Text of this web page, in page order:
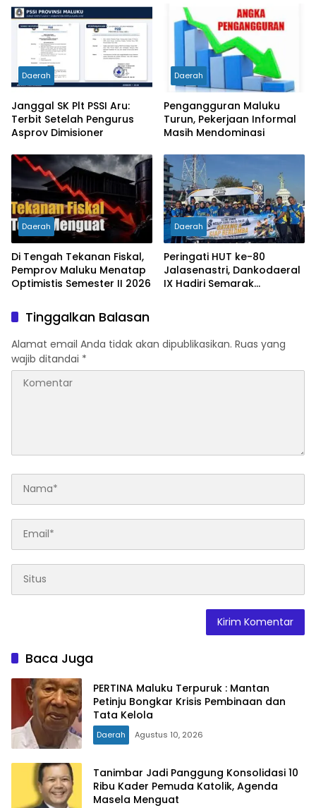
Daerah
Janggal SK Plt PSSI Aru:
Terbit Setelah Pengurus
Asprov Dimisioner
Daerah
Pengangguran Maluku
Turun, Pekerjaan Informal
Masih Mendominasi
Daerah
Di Tengah Tekanan Fiskal,
Pemprov Maluku Menatap
Optimistis Semester II 2026
Daerah
Peringati HUT ke-80
Jalasenastri, Dankodaeral
IX Hadiri Semarak
Tinggalkan Balasan
Alamat email Anda tidak akan dipublikasikan. Ruas yang
wajib ditandai *
Baca Juga
PERTINA Maluku Terpuruk : Mantan
Petinju Bongkar Krisis Pembinaan dan
Tata Kelola
Daerah Agustus 10, 2026
Tanimbar Jadi Panggung Konsolidasi 10
Ribu Kader Pemuda Katolik, Agenda
Masela Menguat